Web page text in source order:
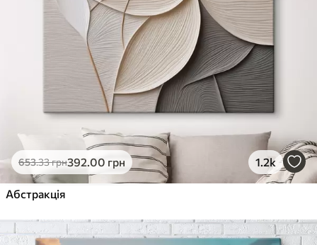
653.33грн392.00 грн 1.2k
Абстракція